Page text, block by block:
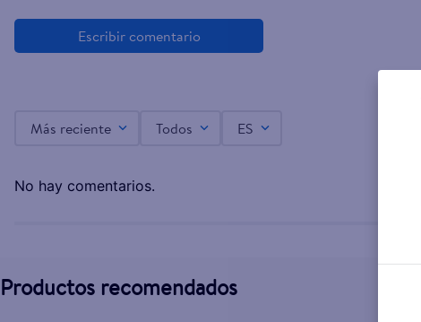
Más reciente Todos ES
No hay comentarios.
Productos recomendados